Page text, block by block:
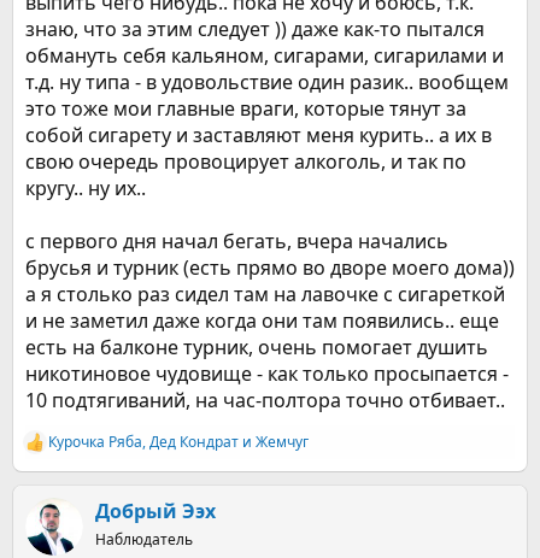
знаю, что за этим следует )) даже как-то пытался
обмануть себя кальяном, сигарами, сигарилами и
т.д. ну типа - в удовольствие один разик.. вообщем
это тоже мои главные враги, которые тянут за
собой сигарету и заставляют меня курить.. а их в
свою очередь провоцирует алкоголь, и так по
кругу.. ну их..
с первого дня начал бегать, вчера начались
брусья и турник (есть прямо во дворе моего дома))
а я столько раз сидел там на лавочке с сигареткой
и не заметил даже когда они там появились.. еще
есть на балконе турник, очень помогает душить
никотиновое чудовище - как только просыпается -
10 подтягиваний, на час-полтора точно отбивает..
Р
е
и
Курочка Ряба,Дед Кондрат и Жемчуг
Добрый Ээх
Наблюдатель